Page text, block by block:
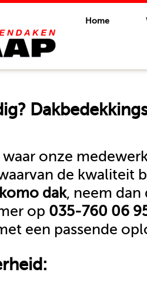
Home
onze
de kwaliteit
komo dak, neem
op 035-760 06
een passende